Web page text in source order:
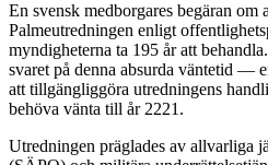
En svensk medborgares begäran om
Palmeutredningen enligt
myndigheterna ta 195 år att
svaret på denna absurda väntetid —
att tillgängliggöra utredningens
behöva vänta till år 2221.
Utredningen präglades av allvarliga